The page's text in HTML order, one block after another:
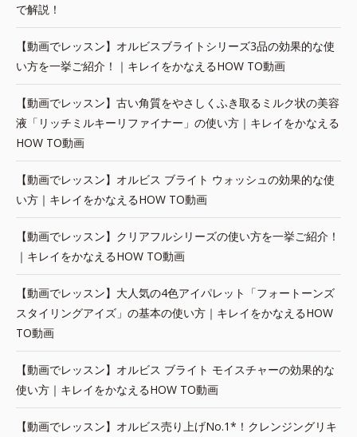
で解説！
【動画でレッスン】オルビスブライトシリーズ3品の効果的な使
い方を一挙ご紹介！｜キレイをかなえるHOW TO動画
【動画でレッスン】古い角質をやさしくふき取るミルク状の美容
液「リッチミルキーリファイナー」の使い方｜キレイをかなえる
HOW TO動画
【動画でレッスン】オルビス ブライト ウォッシュの効果的な使
い方｜キレイをかなえるHOW TO動画
【動画でレッスン】クリアフルシリーズの使い方を一挙ご紹介！
｜キレイをかなえるHOW TO動画
【動画でレッスン】大人気の4色アイパレット「フォートーンズ
スタイリングアイズ」の基本の使い方｜キレイをかなえるHOW
TO動画
【動画でレッスン】オルビス ブライト モイスチャーの効果的な
使い方｜キレイをかなえるHOW TO動画
【動画でレッスン】オルビス売り上げNo.1*！クレンジングリキ